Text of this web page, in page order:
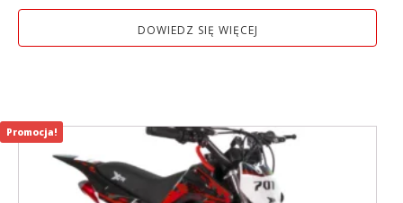
DOWIEDZ SIĘ WIĘCEJ
Promocja!